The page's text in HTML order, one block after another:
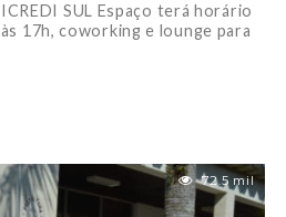
SUL Espaço terá horário
17h, coworking e lounge para
72.5 mil